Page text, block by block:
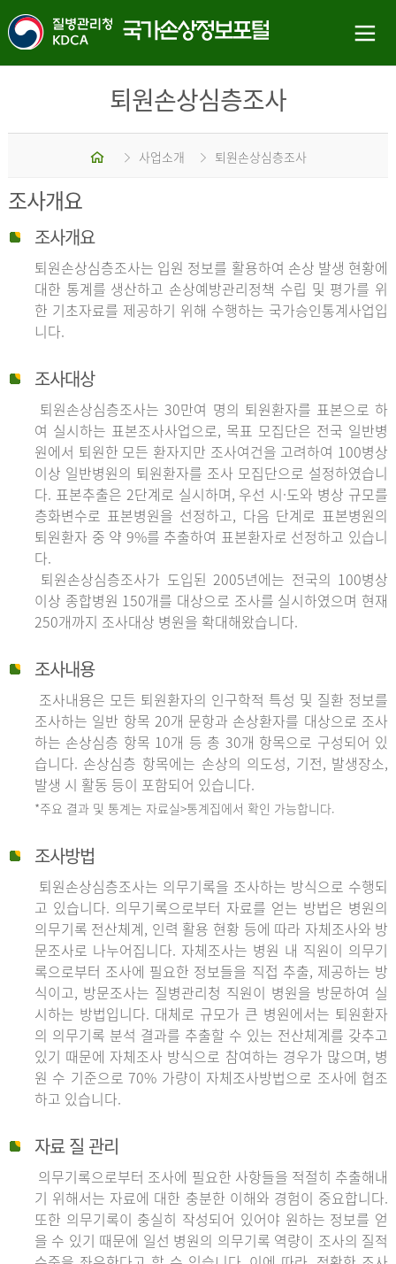
퇴원손상심층조사
홈 사업소개 퇴원손상심층조사
조사개요
조사개요
퇴원손상심층조사는 입원 정보를 활용하여 손상 발생 현황에
대한 통계를 생산하고 손상예방관리정책 수립 및 평가를 위
한 기초자료를 제공하기 위해 수행하는 국가승인통계사업입
니다.
조사대상
퇴원손상심층조사는 30만여 명의 퇴원환자를 표본으로 하
여 실시하는 표본조사사업으로, 목표 모집단은 전국 일반병
원에서 퇴원한 모든 환자지만 조사여건을 고려하여 100병상
이상 일반병원의 퇴원환자를 조사 모집단으로 설정하였습니
다. 표본추출은 2단계로 실시하며, 우선 시·도와 병상 규모를
층화변수로 표본병원을 선정하고, 다음 단계로 표본병원의
퇴원환자 중 약 9%를 추출하여 표본환자로 선정하고 있습니
다.
퇴원손상심층조사가 도입된 2005년에는 전국의 100병상
이상 종합병원 150개를 대상으로 조사를 실시하였으며 현재
250개까지 조사대상 병원을 확대해왔습니다.
조사내용
조사내용은 모든 퇴원환자의 인구학적 특성 및 질환 정보를
조사하는 일반 항목 20개 문항과 손상환자를 대상으로 조사
하는 손상심층 항목 10개 등 총 30개 항목으로 구성되어 있
습니다. 손상심층 항목에는 손상의 의도성, 기전, 발생장소,
발생 시 활동 등이 포함되어 있습니다.
*주요 결과 및 통계는 자료실>통계집에서 확인 가능합니다.
조사방법
퇴원손상심층조사는 의무기록을 조사하는 방식으로 수행되
고 있습니다. 의무기록으로부터 자료를 얻는 방법은 병원의
의무기록 전산체계, 인력 활용 현황 등에 따라 자체조사와 방
문조사로 나누어집니다. 자체조사는 병원 내 직원이 의무기
록으로부터 조사에 필요한 정보들을 직접 추출, 제공하는 방
식이고, 방문조사는 질병관리청 직원이 병원을 방문하여 실
시하는 방법입니다. 대체로 규모가 큰 병원에서는 퇴원환자
의 의무기록 분석 결과를 추출할 수 있는 전산체계를 갖추고
있기 때문에 자체조사 방식으로 참여하는 경우가 많으며, 병
원 수 기준으로 70% 가량이 자체조사방법으로 조사에 협조
하고 있습니다.
자료 질 관리
의무기록으로부터 조사에 필요한 사항들을 적절히 추출해내
기 위해서는 자료에 대한 충분한 이해와 경험이 중요합니다.
또한 의무기록이 충실히 작성되어 있어야 원하는 정보를 얻
을 수 있기 때문에 일선 병원의 의무기록 역량이 조사의 질적